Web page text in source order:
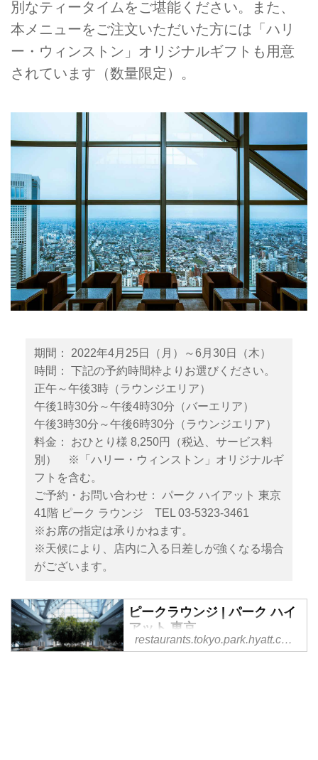
別なティータイムをご堪能ください。また、
本メニューをご注文いただいた方には「ハリ
ー・ウィンストン」オリジナルギフトも用意
されています（数量限定）。
期間： 2022年4月25日（月）～6月30日（木）
時間： 下記の予約時間枠よりお選びください。
正午～午後3時（ラウンジエリア）
午後1時30分～午後4時30分（バーエリア）
午後3時30分～午後6時30分（ラウンジエリア）
料金： おひとり様 8,250円（税込、サービス料
別） ※「ハリー・ウィンストン」オリジナルギ
フトを含む。
ご予約・お問い合わせ： パーク ハイアット 東京
41階 ピーク ラウンジ TEL 03-5323-3461
※お席の指定は承りかねます。
※天候により、店内に入る日差しが強くなる場合
がございます。
ピークラウンジ | パーク ハイ
アット 東京
お昼のアフタヌーンティーやカフ
restaurants.tokyo.park.hyatt.co.jp